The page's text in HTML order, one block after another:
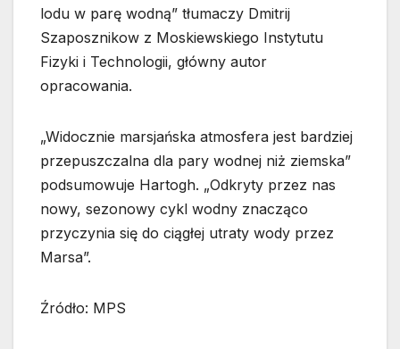
lodu w parę wodną” tłumaczy Dmitrij
Szaposznikow z Moskiewskiego Instytutu
Fizyki i Technologii, główny autor
opracowania.
„Widocznie marsjańska atmosfera jest bardziej
przepuszczalna dla pary wodnej niż ziemska”
podsumowuje Hartogh. „Odkryty przez nas
nowy, sezonowy cykl wodny znacząco
przyczynia się do ciągłej utraty wody przez
Marsa”.
Źródło: MPS